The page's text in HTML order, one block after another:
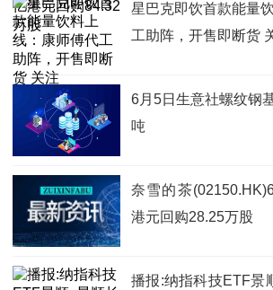
星巴克即饮首款能量
工助阵，开售即断货
6月5日生意社螺纹钢
吨
奈雪的茶
港元回购28.25万股
播报:纳指科技ETF景